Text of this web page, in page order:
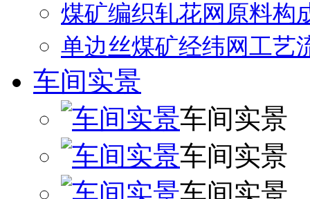
煤矿编织轧花网原料构
单边丝煤矿经纬网工艺
车间实景
车间实景
车间实景